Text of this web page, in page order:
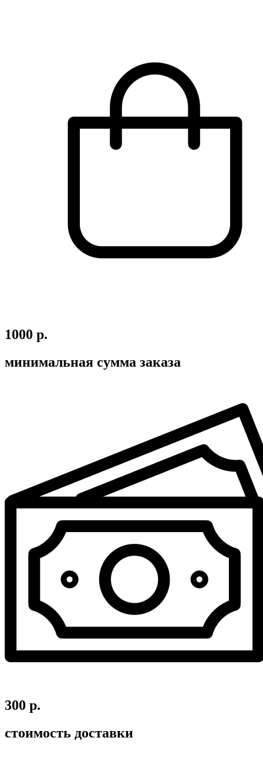
1000 р.
минимальная сумма заказа
300 р.
стоимость доставки